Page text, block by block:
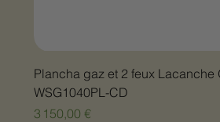
Plancha gaz et 2 feux Lacanche
WSG1040PL-CD
Prix
3 150,00 €